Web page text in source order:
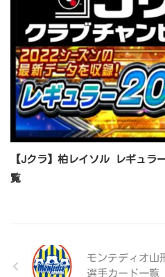
【Jクラ】柏レイソル レギュ
覧
モンテディオ
選手カード一覧